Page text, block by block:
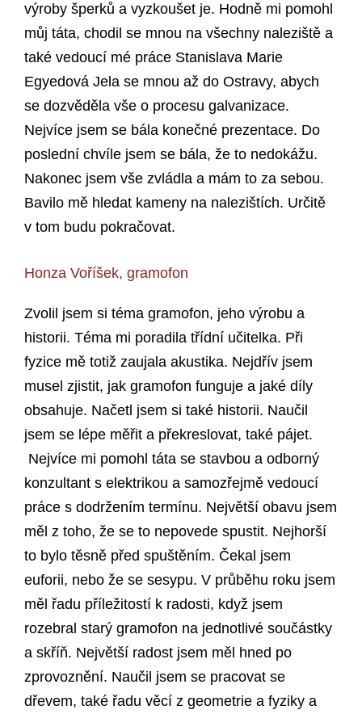
výroby šperků a vyzkoušet je. Hodně mi pomohl
můj táta, chodil se mnou na všechny naleziště a
také vedoucí mé práce Stanislava Marie
Egyedová Jela se mnou až do Ostravy, abych
se dozvěděla vše o procesu galvanizace.
Nejvíce jsem se bála konečné prezentace. Do
poslední chvíle jsem se bála, že to nedokážu.
Nakonec jsem vše zvládla a mám to za sebou.
Bavilo mě hledat kameny na nalezištích. Určitě
v tom budu pokračovat.
Honza Voříšek, gramofon
Zvolil jsem si téma gramofon, jeho výrobu a
historii. Téma mi poradila třídní učitelka. Při
fyzice mě totiž zaujala akustika. Nejdřív jsem
musel zjistit, jak gramofon funguje a jaké díly
obsahuje. Načetl jsem si také historii. Naučil
jsem se lépe měřit a překreslovat, také pájet.
Nejvíce mi pomohl táta se stavbou a odborný
konzultant s elektrikou a samozřejmě vedoucí
práce s dodržením termínu. Největší obavu jsem
měl z toho, že se to nepovede spustit. Nejhorší
to bylo těsně před spuštěním. Čekal jsem
euforii, nebo že se sesypu. V průběhu roku jsem
měl řadu příležitostí k radosti, když jsem
rozebral starý gramofon na jednotlivé součástky
a skříň. Největší radost jsem měl hned po
zprovoznění. Naučil jsem se pracovat se
dřevem, také řadu věcí z geometrie a fyziky a